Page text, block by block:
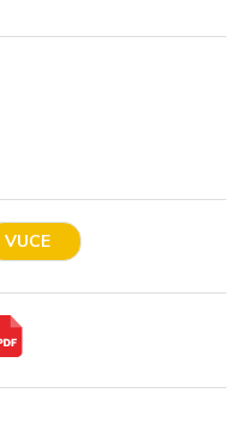
VUCE